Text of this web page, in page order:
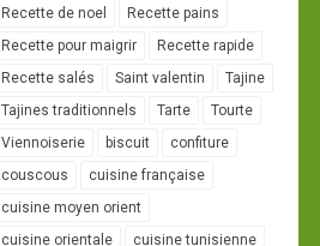
Recette de noel
Recette pains
Recette pour maigrir
Recette rapide
Recette salés
Saint valentin
Tajine
Tajines traditionnels
Tarte
Tourte
Viennoiserie
biscuit
confiture
couscous
cuisine française
cuisine moyen orient
cuisine orientale
cuisine tunisienne